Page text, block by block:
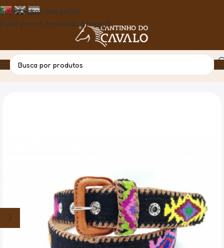
Saltar para navegação
Pular para o conteúdo principal
Casa Produto Cinto Naif Guatemala – Preto